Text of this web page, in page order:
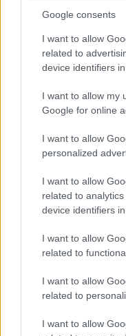
Google consents
I want to allow
related to
device identifiers in
I want to allow my
Google for online
I want to allow
personalized
I want to allow
related to
device identifiers in
I want to allow
related to
I want to allow
related to
I want to allow
ALTRI ANIMALI
Crollo a Pistunina:
Greta Salvati · 3 Ago 2026